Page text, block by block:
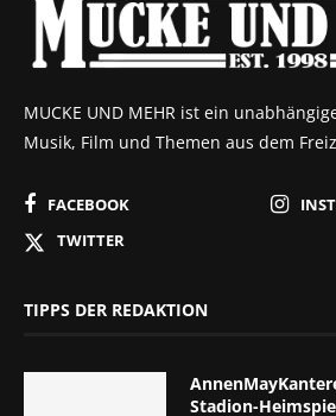
MUCKE UND MEHR ist ein
Musik, Film und Themen aus dem
FACEBOOK
TWITTER
TIPPS DER REDAKTION
Stadion-